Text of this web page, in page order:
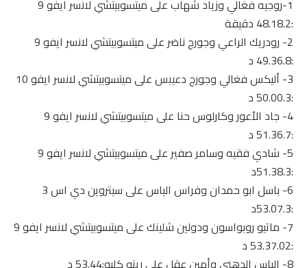
1-روجيه فغالي وزياد شهاب على ميتسوبيتشي لانسر ايفو 9
:48.18.2 دقيقة
2- رودريك الراعي وجورج ناضر على ميتسوبيتشي لانسر ايفو 9
:49.36.8 د
3- أليكس فغالي وجورج دعيبس على ميتسوبيتشي لانسر ايفو 10
:50.00.3 د
4- جاد الأعور وكارلوس حنا على ميتسوبيتشي لانسر ايفو 9
:51.36.7 د
5- شادي فقيه وسامر صفير على ميتسوبيتشي لانسر ايفو 9
:51.38.3د
6- باسل ابو حمدان وفراس الياس على سيتروين دي اس 3
:53.07.3د
7- ماتيو روبواسون ودولين شلينك على ميتسوبيتشي لانسر ايفو 9
:53.37.02 د
8- الياس الدهني وأمين عقل على رينو كليو:53.44 د